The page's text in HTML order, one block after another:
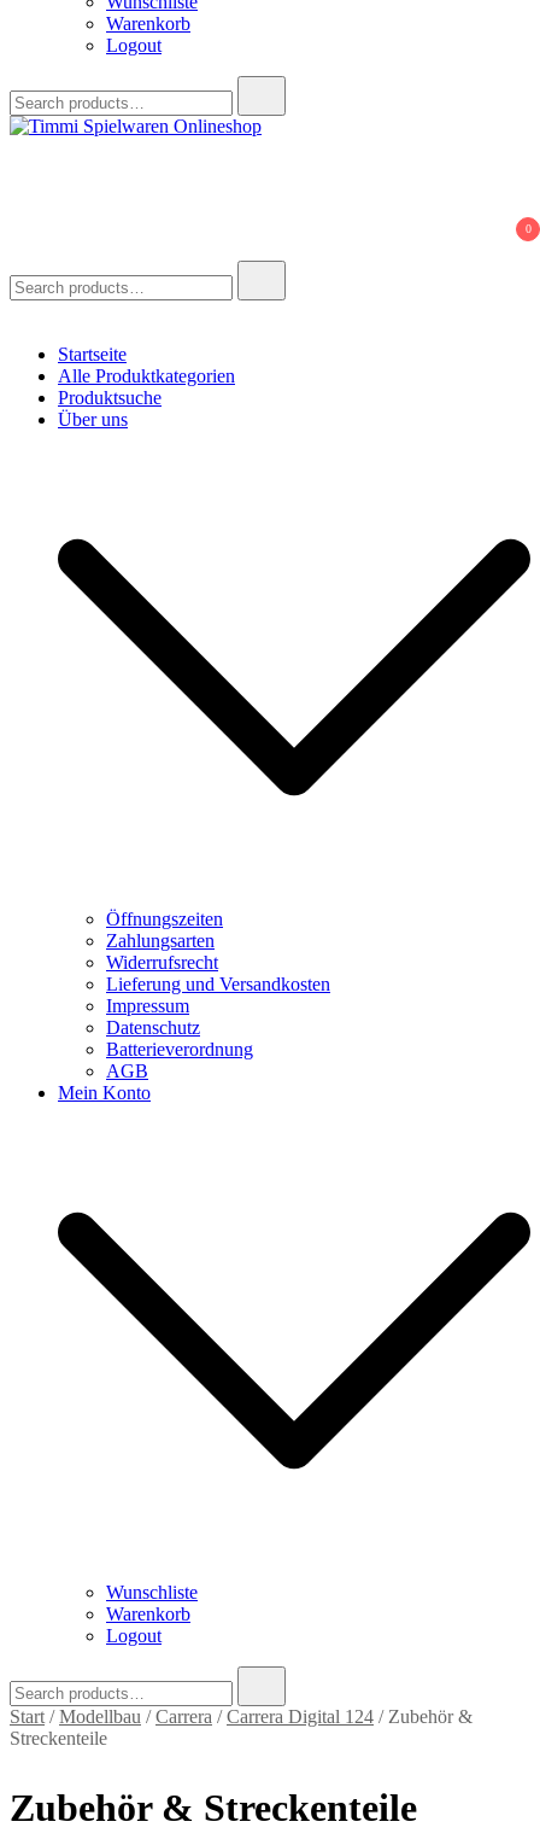
Warenkorb
Logout
for:
0
for:
Startseite
Alle Produktkategorien
Produktsuche
Über uns
Öffnungszeiten
Zahlungsarten
Widerrufsrecht
Lieferung und Versandkosten
Impressum
Datenschutz
Batterieverordnung
AGB
Mein Konto
Wunschliste
Warenkorb
Logout
for:
Start /Modellbau /Carrera /Carrera Digital 124 / Zubehör &
Streckenteile
Zubehör & Streckenteile